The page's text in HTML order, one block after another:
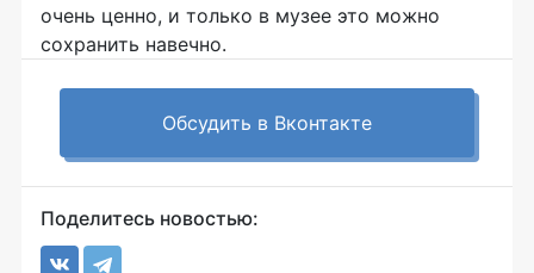
очень ценно, и только в музее это можно
сохранить навечно.
Обсудить в Вконтакте
Поделитесь новостью: